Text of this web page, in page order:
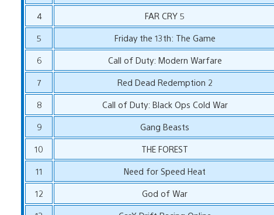
4
FAR CRY 5
5
Friday the 13th: The Game
6
Call of Duty: Modern Warfare
7
Red Dead Redemption 2
8
Call of Duty: Black Ops Cold War
9
Gang Beasts
10
THE FOREST
11
Need for Speed Heat
12
God of War